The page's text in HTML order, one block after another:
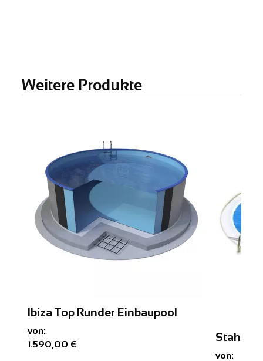
Weitere Produkte
Ibiza Top Runder Einbaupool
von:
1.590,00 €
von: